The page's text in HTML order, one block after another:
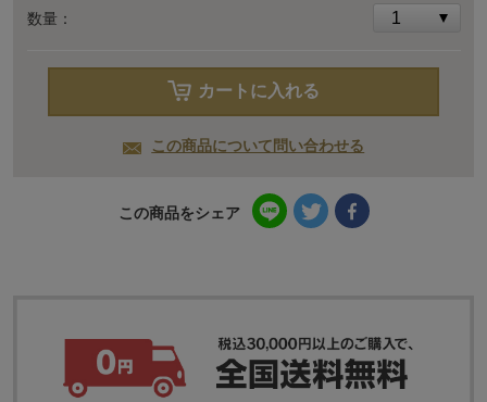
数量：
カートに入れる
この商品について問い合わせる
この商品をシェア